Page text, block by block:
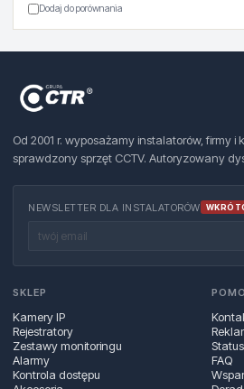
Dodaj do porównania
Od 2001 r. wyposażamy instalatorów, firmy
sprawdzony sprzęt CCTV. Autoryzowany
NEWSLETTER DLA INSTALATORÓW
SKLEP
Kamery IP
Rejestratory
Zestawy monitoringu
Alarmy
Kontrola dostępu
FAQ